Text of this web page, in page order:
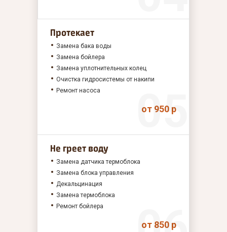
Протекает
Замена бака воды
Замена бойлера
Замена уплотнительных колец
Очистка гидросистемы от накипи
Ремонт насоса
от 950 р
Не греет воду
Замена датчика термоблока
Замена блока управления
Декальцинация
Замена термоблока
Ремонт бойлера
от 850 р